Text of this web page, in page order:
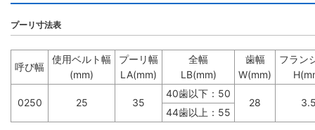
プーリ寸法表
呼び幅
使用ベルト幅
(mm)
プーリ幅
LA(mm)
全幅
LB(mm)
歯幅
W(mm)
フラン
0250 25 35
40歯以下：50
28
44歯以上：55